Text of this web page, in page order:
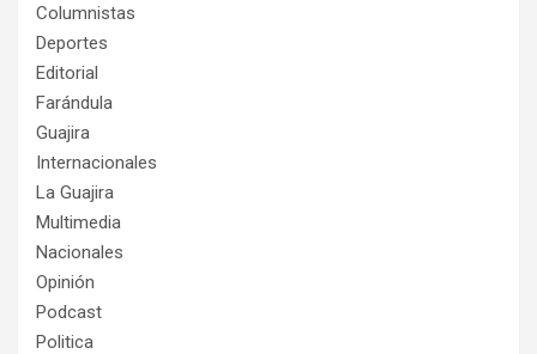
Columnistas
Deportes
Editorial
Farándula
Guajira
Internacionales
La Guajira
Multimedia
Nacionales
Opinión
Podcast
Politica